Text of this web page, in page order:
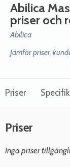
Abilica
priser och
Abilica
Jämför priser,
Priser
Priser
Inga priser